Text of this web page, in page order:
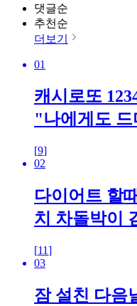
댓글순
추천순
더보기
01
캐시로또
"나에게도
[9]
02
다이어트 할
치 차돌박이
[11]
03
잠 설친 다음